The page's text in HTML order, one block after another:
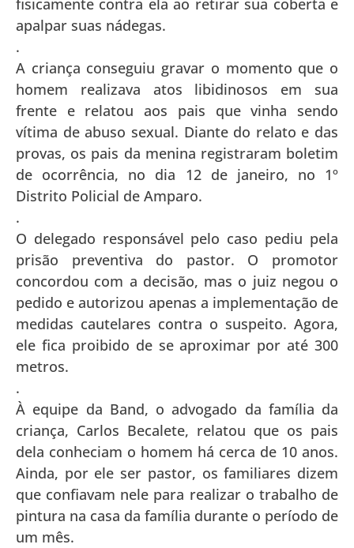
fisicamente contra ela ao retirar sua coberta e
apalpar suas nádegas.
.
A criança conseguiu gravar o momento que o
homem realizava atos libidinosos em sua
frente e relatou aos pais que vinha sendo
vítima de abuso sexual. Diante do relato e das
provas, os pais da menina registraram boletim
de ocorrência, no dia 12 de janeiro, no 1º
Distrito Policial de Amparo.
.
O delegado responsável pelo caso pediu pela
prisão preventiva do pastor. O promotor
concordou com a decisão, mas o juiz negou o
pedido e autorizou apenas a implementação de
medidas cautelares contra o suspeito. Agora,
ele fica proibido de se aproximar por até 300
metros.
.
À equipe da Band, o advogado da família da
criança, Carlos Becalete, relatou que os pais
dela conheciam o homem há cerca de 10 anos.
Ainda, por ele ser pastor, os familiares dizem
que confiavam nele para realizar o trabalho de
pintura na casa da família durante o período de
um mês.